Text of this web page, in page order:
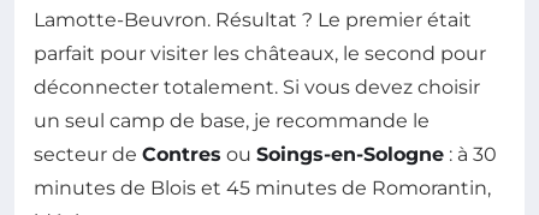
Lamotte-Beuvron. Résultat ? Le premier était
parfait pour visiter les châteaux, le second pour
déconnecter totalement. Si vous devez choisir
un seul camp de base, je recommande le
secteur de Contres ou Soings-en-Sologne : à 30
minutes de Blois et 45 minutes de Romorantin,